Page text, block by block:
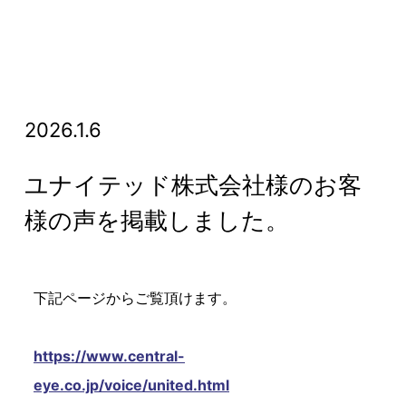
2026.1.6
ユナイテッド株式会社様のお客
様の声を掲載しました。
下記ページからご覧頂けます。
https://www.central-
eye.co.jp/voice/united.html